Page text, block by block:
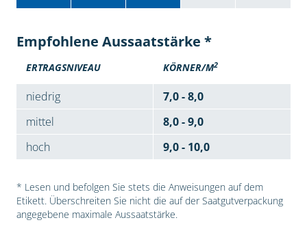
Empfohlene Aussaatstärke *
ERTRAGSNIVEAU KÖRNER/M2
niedrig
7,0 - 8,0
mittel
8,0 - 9,0
hoch
9,0 - 10,0
* Lesen und befolgen Sie stets die Anweisungen auf dem
Etikett. Überschreiten Sie nicht die auf der Saatgutverpackung
angegebene maximale Aussaatstärke.